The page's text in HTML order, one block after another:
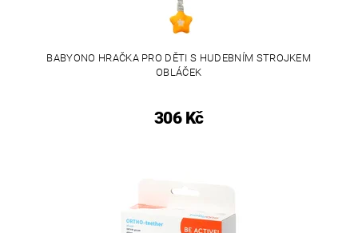
BABYONO HRAČKA PRO DĚTI S HUDEBNÍM STROJKEM
OBLÁČEK
306 Kč